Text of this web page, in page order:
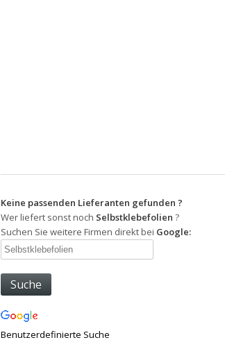
Keine passenden Lieferanten gefunden ?
Wer liefert sonst noch Selbstklebefolien ?
Suchen Sie weitere Firmen direkt bei Google:
Benutzerdefinierte Suche